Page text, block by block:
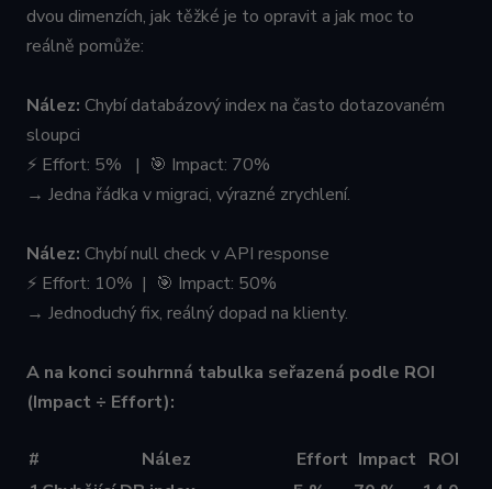
dvou dimenzích, jak těžké je to opravit a jak moc to
reálně pomůže:
Nález: Chybí databázový index na často dotazovaném
sloupci
⚡ Effort: 5% | 🎯 Impact: 70%
→ Jedna řádka v migraci, výrazné zrychlení.
Nález: Chybí null check v API response
⚡ Effort: 10% | 🎯 Impact: 50%
→ Jednoduchý fix, reálný dopad na klienty.
A na konci souhrnná tabulka seřazená podle ROI
(Impact ÷ Effort):
# Nález Effort Impact ROI